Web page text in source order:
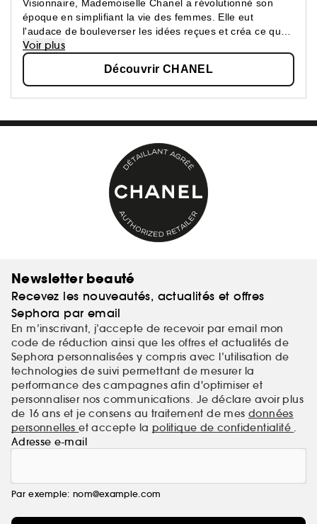
Visionnaire, Mademoiselle Chanel a révolutionné son
époque en simplifiant la vie des femmes. Elle eut
l'audace de bouleverser les idées reçues et créa ce que
les femmes attendaient : une beauté épurée, une
élégance confortable.
Voir plus
Découvrir CHANEL
Newsletter beauté
Recevez les nouveautés, actualités et offres
Sephora par email
En m’inscrivant, j’accepte de recevoir par email mon
code de réduction ainsi que les offres et actualités de
Sephora personnalisées y compris avec l’utilisation de
technologies de suivi permettant de mesurer la
performance des campagnes afin d'optimiser et
personnaliser nos communications. Je déclare avoir plus
de 16 ans et je consens au traitement de mes données
personnelleset accepte la politique de confidentialité .
Adresse e-mail
Par exemple: nom@example.com